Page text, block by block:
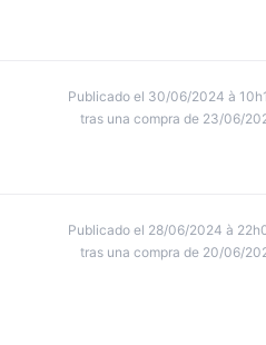
Publicado el 30/06/2024 à
tras una compra de 23/06/
Publicado el 28/06/2024 à
tras una compra de 20/06/